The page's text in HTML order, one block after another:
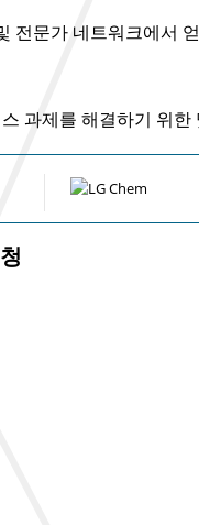
전문가 네트워크에서
과제를 해결하기 위한